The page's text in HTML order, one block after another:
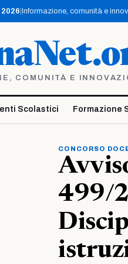
Informazione, comunità e
COMUNITÀ E
Scolastici Formazione
CONCORSO
499/